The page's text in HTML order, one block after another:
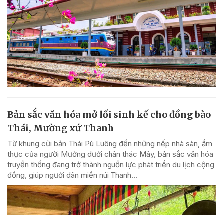
Bản sắc văn hóa mở lối sinh kế cho đồng bào
Thái, Mường xứ Thanh
Từ khung cửi bản Thái Pù Luông đến những nếp nhà sàn, ẩm
thực của người Mường dưới chân thác Mây, bản sắc văn hóa
truyền thống đang trở thành nguồn lực phát triển du lịch cộng
đồng, giúp người dân miền núi Thanh...